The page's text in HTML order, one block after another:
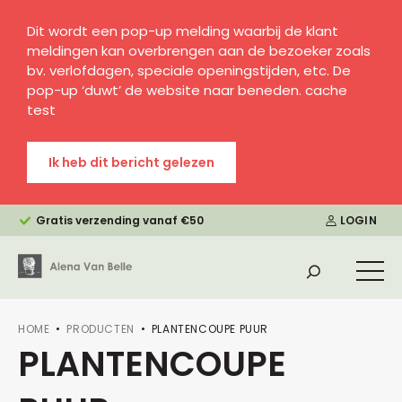
Dit wordt een pop-up melding waarbij de klant
meldingen kan overbrengen aan de bezoeker zoals
bv. verlofdagen, speciale openingstijden, etc. De
pop-up ‘duwt’ de website naar beneden. cache
test
Ik heb dit bericht gelezen
Gratis verzending vanaf €50 LOGIN
HOME PRODUCTEN PLANTENCOUPE PUUR
PLANTENCOUPE